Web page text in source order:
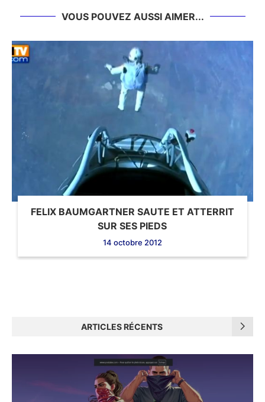
VOUS POUVEZ AUSSI AIMER...
FELIX BAUMGARTNER SAUTE ET ATTERRIT
SUR SES PIEDS
14 octobre 2012
ARTICLES RÉCENTS